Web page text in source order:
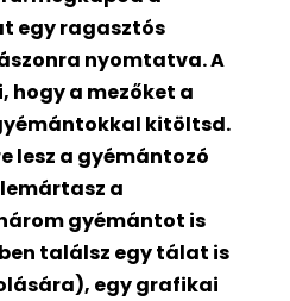
egy ragasztós
nyomtatva. A
a mezőket a
kitöltsd.
lesz a gyémántozó
a
gyémántot is
találsz egy tálat is
egy grafikai